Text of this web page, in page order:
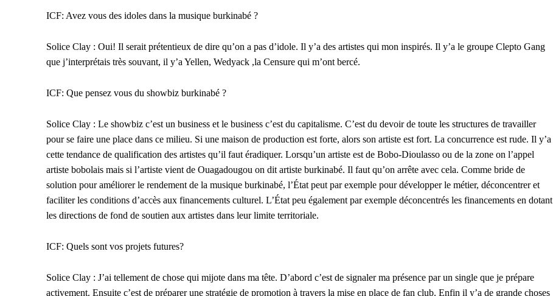
ICF: Avez vous des idoles dans la musique burkinabé ?
Solice Clay : Oui! Il serait prétentieux de dire qu’on a pas d’idole. Il y’a des artistes qui mon inspirés. Il y’a le groupe Clepto Gang
que j’interprétais très souvant, il y’a Yellen, Wedyack ,la Censure qui m’ont bercé.
ICF: Que pensez vous du showbiz burkinabé ?
Solice Clay : Le showbiz c’est un business et le business c’est du capitalisme. C’est du devoir de toute les structures de travailler
pour se faire une place dans ce milieu. Si une maison de production est forte, alors son artiste est fort. La concurrence est rude. Il y’a
cette tendance de qualification des artistes qu’il faut éradiquer. Lorsqu’un artiste est de Bobo-Dioulasso ou de la zone on l’appel
artiste bobolais mais si l’artiste vient de Ouagadougou on dit artiste burkinabé. Il faut qu’on arrête avec cela. Comme bride de
solution pour améliorer le rendement de la musique burkinabé, l’État peut par exemple pour développer le métier, déconcentrer et
faciliter les conditions d’accès aux financements culturel. L’État peu également par exemple déconcentrés les financements en dotant
les directions de fond de soutien aux artistes dans leur limite territoriale.
ICF: Quels sont vos projets futures?
Solice Clay : J’ai tellement de chose qui mijote dans ma tête. D’abord c’est de signaler ma présence par un single que je prépare
activement. Ensuite c’est de préparer une stratégie de promotion à travers la mise en place de fan club. Enfin il y’a de grande choses